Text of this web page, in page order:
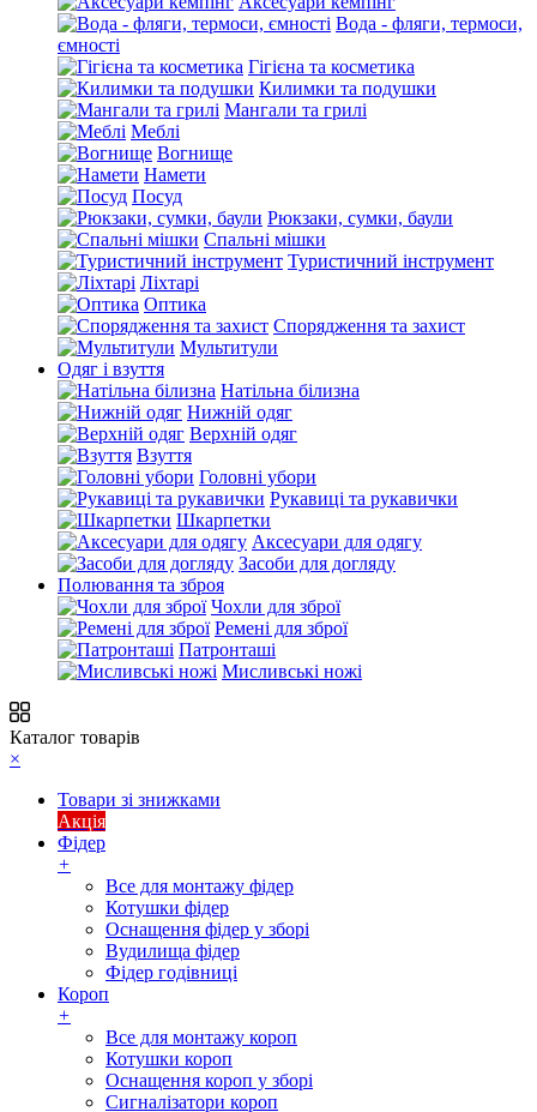
Вода - фляги, термоси,
ємності
Гігієна та косметика
Килимки та подушки
Мангали та грилі
Меблі
Вогнище
Намети
Посуд
Рюкзаки, сумки, баули
Спальні мішки
Туристичний інструмент
Ліхтарі
Оптика
Спорядження та захист
Мультитули
Одяг і взуття
Натільна білизна
Нижній одяг
Верхній одяг
Взуття
Головні убори
Рукавиці та рукавички
Шкарпетки
Аксесуари для одягу
Засоби для догляду
Полювання та зброя
Чохли для зброї
Ремені для зброї
Патронташі
Мисливські ножі
Каталог товарів
×
Товари зі знижками
Акція
Фідер
+
Все для монтажу фідер
Котушки фідер
Оснащення фідер у зборі
Вудилища фідер
Фідер годівниці
Короп
+
Все для монтажу короп
Котушки короп
Оснащення короп у зборі
Сигналізатори короп